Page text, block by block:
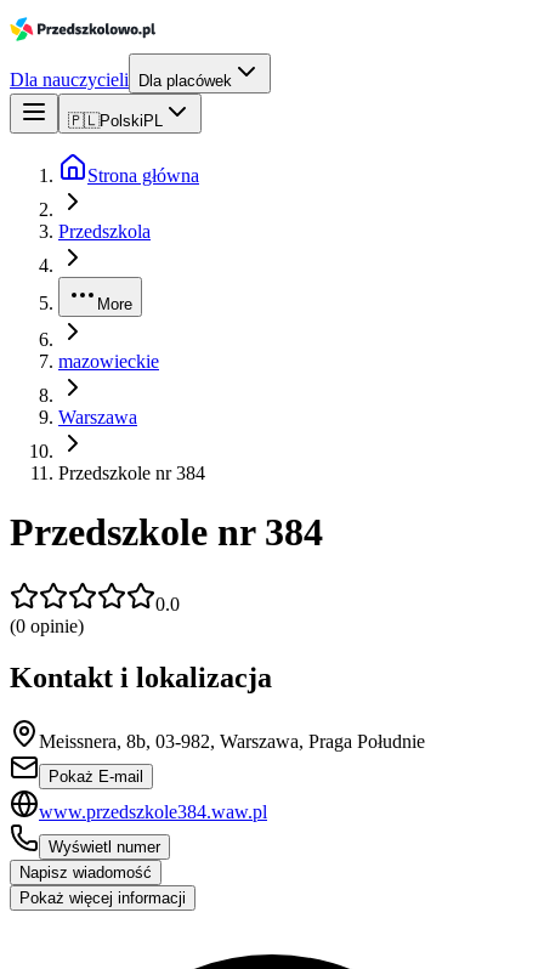
Dla nauczycieli Dla placówek
🇵🇱Polski PL
Strona główna
Przedszkola
More
mazowieckie
Warszawa
Przedszkole nr 384
Przedszkole nr 384
0.0
(0 opinie)
Kontakt i lokalizacja
Meissnera, 8b, 03-982, Warszawa, Praga Południe
Pokaż E-mail
www.przedszkole384.waw.pl
Wyświetl numer
Napisz wiadomość
Pokaż więcej informacji